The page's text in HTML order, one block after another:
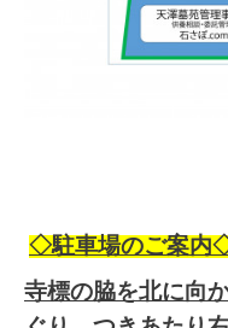
◇駐車場のご案内
寺標の脇を北に向